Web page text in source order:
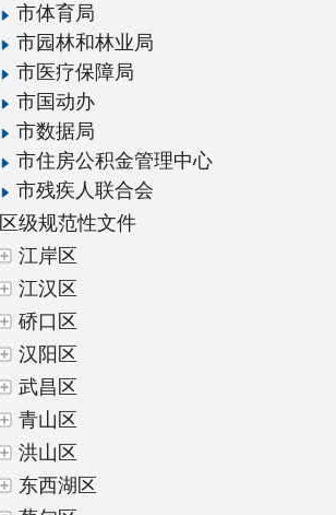
市体育局
市园林和林业局
市医疗保障局
市国动办
市数据局
市住房公积金管理中心
市残疾人联合会
区级规范性文件
江岸区
江汉区
硚口区
汉阳区
武昌区
青山区
洪山区
东西湖区